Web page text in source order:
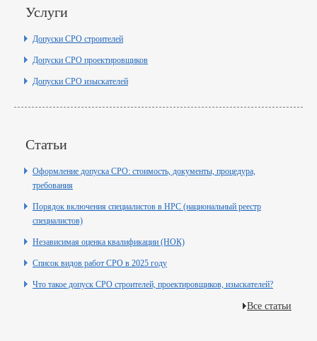
Услуги
Допуски СРО строителей
Допуски СРО проектировщиков
Допуски СРО изыскателей
Статьи
Оформление допуска СРО: стоимость, документы, процедура,
требования
Порядок включения специалистов в НРС (национальный реестр
специалистов)
Независимая оценка квалификации (НОК)
Список видов работ СРО в 2025 году
Что такое допуск СРО строителей, проектировщиков, изыскателей?
Все статьи